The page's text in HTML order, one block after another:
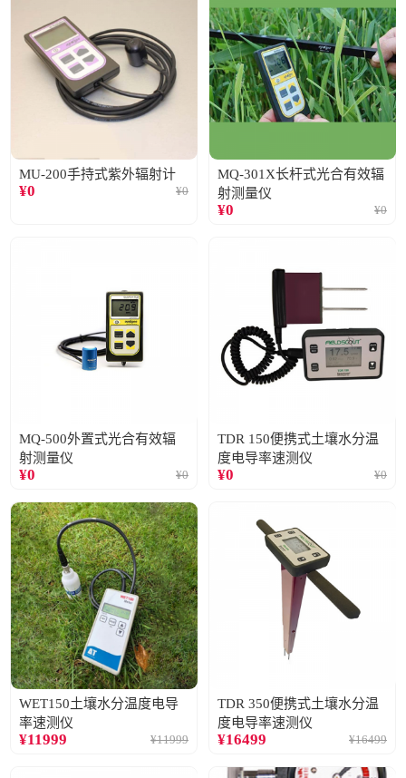
MU-200手持式紫外辐射计
¥0 ¥0
MQ-301X长杆式光合有效辐
射测量仪
¥0 ¥0
MQ-500外置式光合有效辐
射测量仪
¥0 ¥0
TDR 150便携式土壤水分温
度电导率速测仪
¥0 ¥0
WET150土壤水分温度电导
率速测仪
¥11999 ¥11999
TDR 350便携式土壤水分温
度电导率速测仪
¥16499 ¥16499